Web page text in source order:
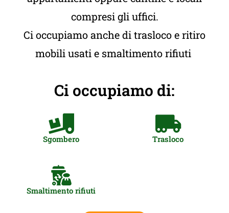
compresi gli uffici.
Ci occupiamo anche di trasloco e ritiro
mobili usati e smaltimento rifiuti
Ci occupiamo di:
Sgombero Trasloco
Smaltimento rifiuti